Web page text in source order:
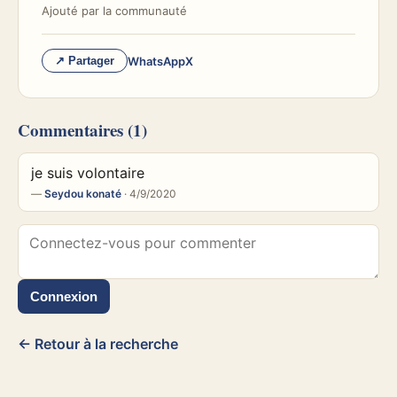
Ajouté par la communauté
↗ Partager WhatsAppX
Commentaires (1)
je suis volontaire
— Seydou konaté · 4/9/2020
Connexion
← Retour à la recherche